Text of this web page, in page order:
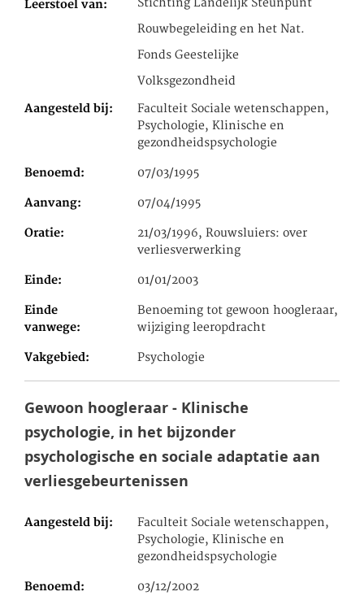
Leerstoel van
Stichting Landelijk Steunpunt
Rouwbegeleiding en het Nat.
Fonds Geestelijke
Volksgezondheid
Aangesteld bij
Faculteit Sociale wetenschappen,
Psychologie, Klinische en
gezondheidspsychologie
Benoemd 07/03/1995
Aanvang 07/04/1995
Oratie
21/03/1996, Rouwsluiers: over
verliesverwerking
Einde 01/01/2003
Einde
vanwege
Benoeming tot gewoon hoogleraar,
wijziging leeropdracht
Vakgebied Psychologie
Gewoon hoogleraar - Klinische
psychologie, in het bijzonder
psychologische en sociale adaptatie aan
verliesgebeurtenissen
Aangesteld bij
Faculteit Sociale wetenschappen,
Psychologie, Klinische en
gezondheidspsychologie
Benoemd 03/12/2002